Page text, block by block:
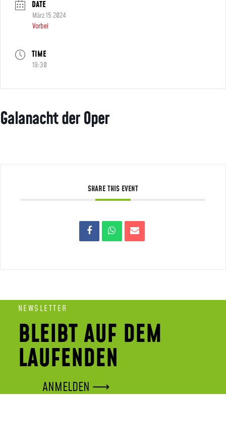
DATE
März 15 2024
Vorbei
TIME
19:30
Galanacht der Oper
SHARE THIS EVENT
NEWSLETTER
BLEIBT AUF DEM
LAUFENDEN
ANMELDEN ⟶